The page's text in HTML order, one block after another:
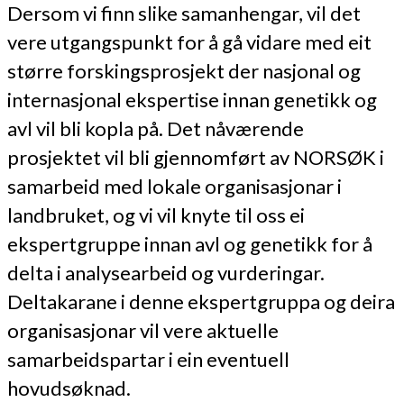
Dersom vi finn slike samanhengar, vil det
vere utgangspunkt for å gå vidare med eit
større forskingsprosjekt der nasjonal og
internasjonal ekspertise innan genetikk og
avl vil bli kopla på. Det nåværende
prosjektet vil bli gjennomført av NORSØK i
samarbeid med lokale organisasjonar i
landbruket, og vi vil knyte til oss ei
ekspertgruppe innan avl og genetikk for å
delta i analysearbeid og vurderingar.
Deltakarane i denne ekspertgruppa og deira
organisasjonar vil vere aktuelle
samarbeidspartar i ein eventuell
hovudsøknad.